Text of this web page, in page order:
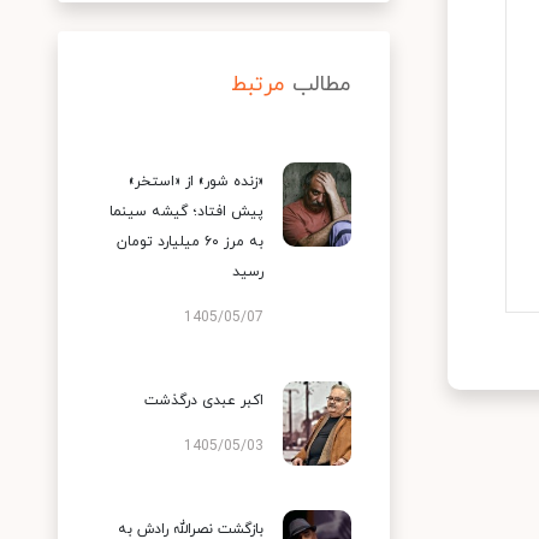
مطالب مرتبط
«زنده شور» از «استخر»
پیش افتاد؛ گیشه سینما
به مرز ۶۰ میلیارد تومان
رسید
1405/05/07
اکبر عبدی درگذشت
1405/05/03
بازگشت نصرالله رادش به